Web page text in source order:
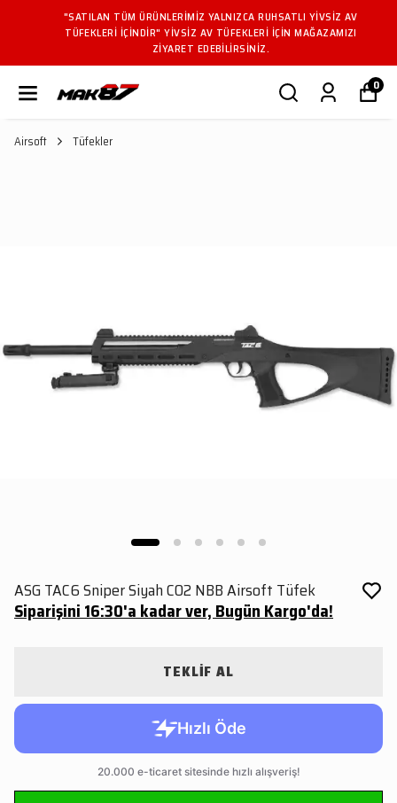
"SATILAN TÜM ÜRÜNLERIMIZ YALNIZCA RUHSATLI YIVSIZ AV
TÜFEKLERI IÇINDIR" YIVSIZ AV TÜFEKLERI IÇIN MAĞAZAMIZI
ZIYARET EDEBILIRSINIZ.
0
Airsoft Tüfekler
ASG TAC6 Sniper Siyah CO2 NBB Airsoft Tüfek
Siparişini 16:30'a kadar ver, Bugün Kargo'da!
TEKLİF AL